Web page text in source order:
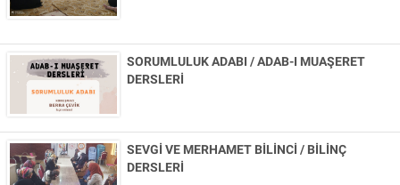
Hakkımızda
İletişim
SORUMLULUK ADABI / ADAB-I MUAŞERET
DERSLERİ
SEVGİ VE MERHAMET BİLİNCİ / BİLİNÇ
DERSLERİ